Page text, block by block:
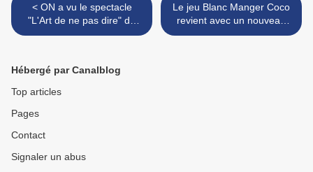
< ON a vu le spectacle
"L'Art de ne pas dire" de
Clément Viktorovitch
Le jeu Blanc Manger Coco
revient avec un nouveau
tome DUO sur l'amitié et
Hébergé par Canalblog
Top articles
Pages
Contact
Signaler un abus